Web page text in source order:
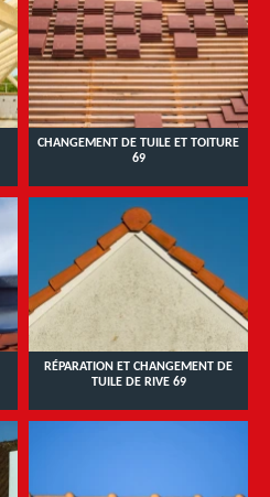
CHANGEMENT DE TUILE ET TOITURE
69
RÉPARATION ET CHANGEMENT DE
TUILE DE RIVE 69